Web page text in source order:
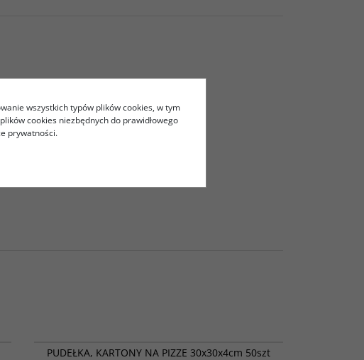
PUDEŁKA, KARTONY NA PIZZE 30x30x4cm 50szt
wszystkich typów plików cookies, w tym
cookies niezbędnych do prawidłowego
prywatności.